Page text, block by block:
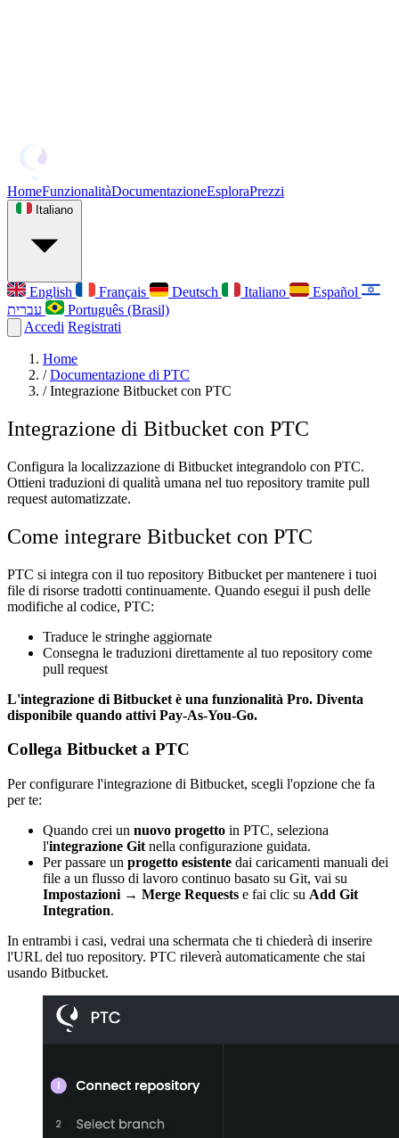
HomeFunzionalitàDocumentazioneEsploraPrezzi
Italiano
English Français Deutsch Italiano
Español
Português (Brasil)
Accedi Registrati
Home
/ Documentazione di PTC
/ Integrazione Bitbucket con PTC
Integrazione di Bitbucket con PTC
Configura la localizzazione di Bitbucket integrandolo con PTC.
Ottieni traduzioni di qualità umana nel tuo repository tramite pull
request automatizzate.
Come integrare Bitbucket con PTC
PTC si integra con il tuo repository Bitbucket per mantenere i tuoi
file di risorse tradotti continuamente. Quando esegui il push delle
modifiche al codice, PTC:
Traduce le stringhe aggiornate
Consegna le traduzioni direttamente al tuo repository come
pull request
L'integrazione di Bitbucket è una funzionalità Pro. Diventa
disponibile quando attivi Pay-As-You-Go.
Collega Bitbucket a PTC
Per configurare l'integrazione di Bitbucket, scegli l'opzione che fa
per te:
Quando crei un nuovo progetto in PTC, seleziona
l'integrazione Git nella configurazione guidata.
Per passare un progetto esistente dai caricamenti manuali dei
file a un flusso di lavoro continuo basato su Git, vai su
Impostazioni → Merge Requests e fai clic su Add Git
Integration.
In entrambi i casi, vedrai una schermata che ti chiederà di inserire
l'URL del tuo repository. PTC rileverà automaticamente che stai
usando Bitbucket.